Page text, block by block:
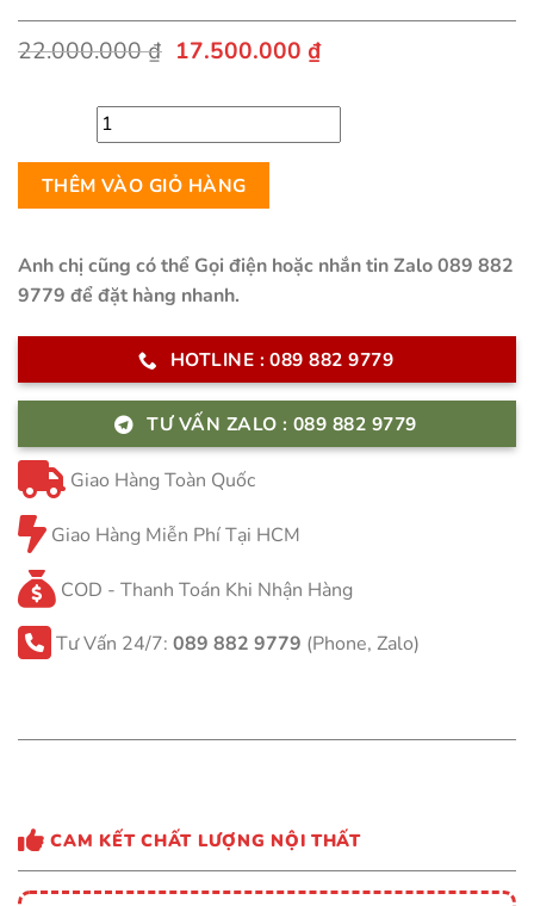
22.000.000₫ Giá
22.000.000 ₫.
17.500.000 ₫Giá
là:
17.500.000 ₫.
Sofa
Minh
-
số
THÊM VÀO GIỎ HÀNG
Anh chị cũng có thể Gọi điện hoặc nhắn tin Zalo 089 882
9779 để đặt hàng nhanh.
HOTLINE : 089 882 9779
TƯ VẤN ZALO : 089 882 9779
Giao Hàng Toàn Quốc
Giao Hàng Miễn Phí Tại HCM
COD - Thanh Toán Khi Nhận Hàng
Tư Vấn 24/7: 089 882 9779 (Phone, Zalo)
CAM KẾT CHẤT LƯỢNG NỘI THẤT